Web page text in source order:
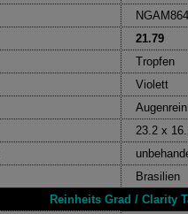
21.79
Tropfen
Violett
Augenrein
23.2 x
Brasilien
Reinheits Grad / Clarity